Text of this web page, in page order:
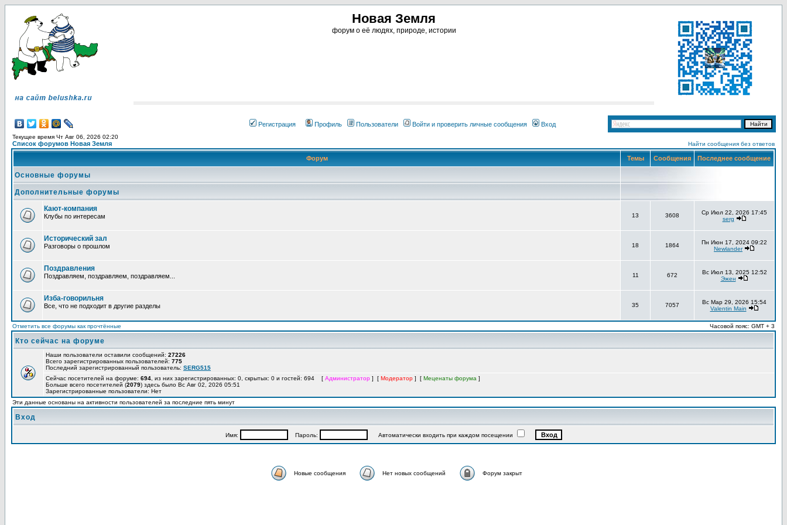
Новая Земля
форум о её людях, природе, истории
Регистрация Профиль Пользователи Войти и проверить личные сообщения Вход
Текущее время Чт Авг 06, 2026 02:20
Список форумов Новая Земля Найти сообщения без ответов
Форум Темы Сообщения Последнее сообщение
Основные форумы
Дополнительные форумы
Кают-компания
Клубы по интересам 13 3608
Ср Июл 22, 2026 17:45
serg
Исторический зал
Разговоры о прошлом 18 1864
Пн Июн 17, 2024 09:22
Newlander
Поздравления
Поздравляем, поздравляем, поздравляем... 11 672
Вс Июл 13, 2025 12:52
Эжен
Изба-говорильня
Все, что не подходит в другие разделы 35 7057
Вс Мар 29, 2026 15:54
Valentin Main
Отметить все форумы как прочтённые Часовой пояс: GMT + 3
Кто сейчас на форуме
Наши пользователи оставили сообщений: 27226
Всего зарегистрированных пользователей: 775
Последний зарегистрированный пользователь: SERG515
Сейчас посетителей на форуме: 694 , из них зарегистрированных: 0, скрытых: 0 и гостей: 694 [ Администратор ] [ Модератор ] [ Меценаты форума ]
Больше всего посетителей (2079) здесь было Вс Авг 02, 2026 05:51
Зарегистрированные пользователи: Нет
Эти данные основаны на активности пользователей за последние пять минут
Вход
Имя: Пароль: Автоматически входить при каждом посещении
Новые сообщения Нет новых сообщений Форум закрыт